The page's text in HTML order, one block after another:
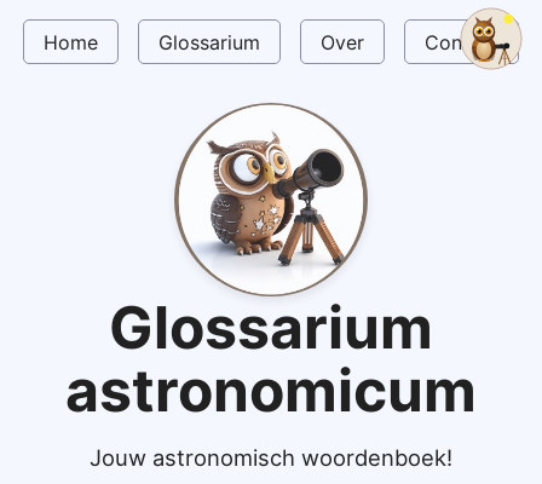
Home Glossarium Over Contact
Glossarium
astronomicum
Jouw astronomisch woordenboek!